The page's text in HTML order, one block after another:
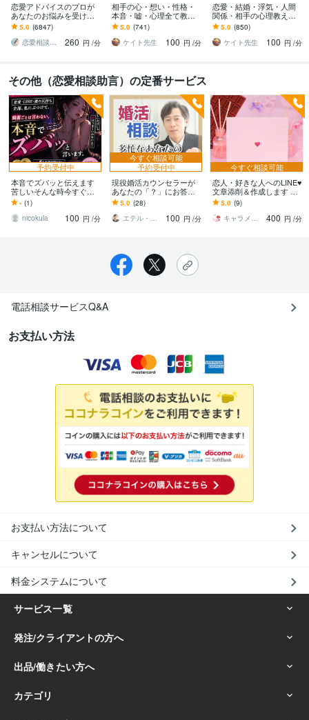
恋愛アドバイスのプロが
あなたのお悩みを受け止
めます 2019年約1900件の
相談、あなたに最適なア
ドバイスします
5.0 (6847)
恋愛相談アドバイザー 艶子
260 円 /分
相手の心・想い・性格・
本音・嘘・心理全て教え
ます 片想いや恋愛で相手
の心がわかれば正しい行
動がとれます！
5.0 (741)
ケイト先生
100 円 /分
恋愛・結婚・浮気・人間
関係・相手の心理教えま
す 本当に知りたい方！相
手の本音はこれです！最
後に来てください！
5.0 (850)
ケイト先生
100 円 /分
その他（恋愛相談助言）の定番サービス
予約受付中
本音でズバッと伝えます
苦しいそんな時今すぐで
きる本気の恋愛相談
- (1)
nicokula
100 円 /分
今すぐ相談可能
予約受付中
現役婚活カウンセラーが
あなたの「？」にお答え
します 選択肢の１つとし
て相談所を考えている方
へ
5.0 (28)
エテル・エメ のりさん
100 円 /分
今すぐ相談可能
恋人・好きな人へのLINE♥️
文章添削＆作成します 恋
愛相談♥️送り方・返し方・
タイミング等もアドバイ
ス♥️*✲
5.0 (9)
キャラメルティー
400 円 /分
電話相談サービスQ&A
お支払い方法
お支払い方法について
キャンセルについて
料金システムについて